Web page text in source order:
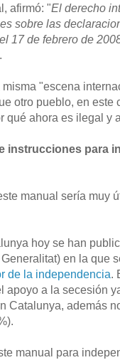
afirmó: "El derecho
sobre las
17 de febrero de
"escena
otro pueblo, en
qué ahora es ilegal y
instrucciones para
manual sería muy
hoy se han
en la que
de la independencia.
apoyo a la secesión
Catalunya, además
manual para